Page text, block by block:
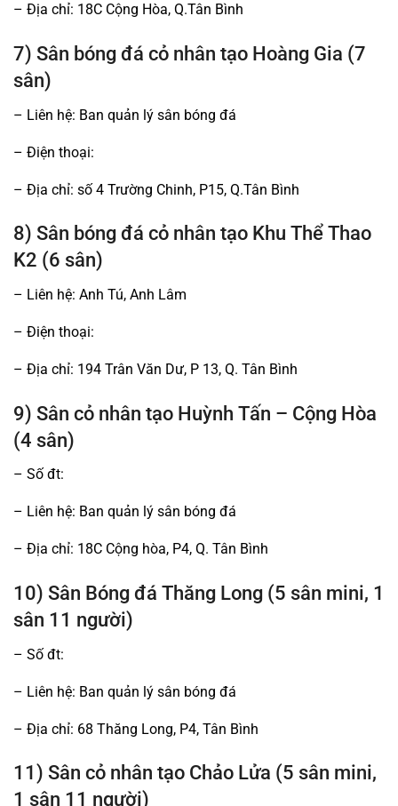
– Địa chỉ: 18C Cộng Hòa, Q.Tân Bình
7) Sân bóng đá cỏ nhân tạo Hoàng Gia (7
sân)
– Liên hệ: Ban quản lý sân bóng đá
– Điện thoại:
– Địa chỉ: số 4 Trường Chinh, P15, Q.Tân Bình
8) Sân bóng đá cỏ nhân tạo Khu Thể Thao
K2 (6 sân)
– Liên hệ: Anh Tú, Anh Lâm
– Điện thoại:
– Địa chỉ: 194 Trân Văn Dư, P 13, Q. Tân Bình
9) Sân cỏ nhân tạo Huỳnh Tấn – Cộng Hòa
(4 sân)
– Số đt:
– Liên hệ: Ban quản lý sân bóng đá
– Địa chỉ: 18C Cộng hòa, P4, Q. Tân Bình
10) Sân Bóng đá Thăng Long (5 sân mini, 1
sân 11 người)
– Số đt:
– Liên hệ: Ban quản lý sân bóng đá
– Địa chỉ: 68 Thăng Long, P4, Tân Bình
11) Sân cỏ nhân tạo Chảo Lửa (5 sân mini,
1 sân 11 người)